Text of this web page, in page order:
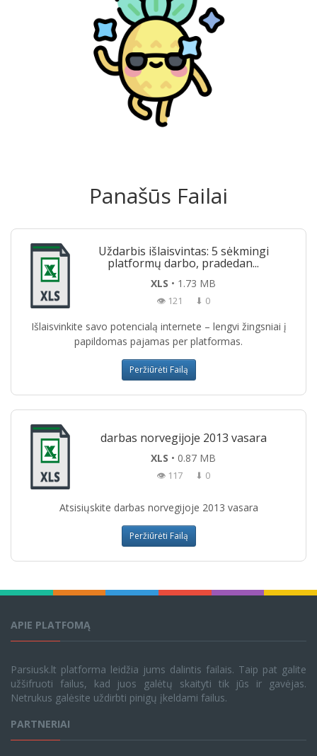
Panašūs Failai
Uždarbis išlaisvintas: 5 sėkmingi
platformų darbo, pradedan...
XLS • 1.73 MB
👁 121 ⬇ 0
Išlaisvinkite savo potencialą internete – lengvi žingsniai į
papildomas pajamas per platformas.
Peržiūrėti Failą
darbas norvegijoje 2013 vasara
XLS • 0.87 MB
👁 117 ⬇ 0
Atsisiųskite darbas norvegijoje 2013 vasara
Peržiūrėti Failą
APIE PLATFOMĄ
Parsiusk.lt platforma leidžia jums dalintis failais. Taip pat galite
užšifruoti failus, kad juos galėtų skaityti tik jūs ir gavėjas.
Netrukus galėsite uždirbti pinigų įkeldami failus.
PARTNERIAI